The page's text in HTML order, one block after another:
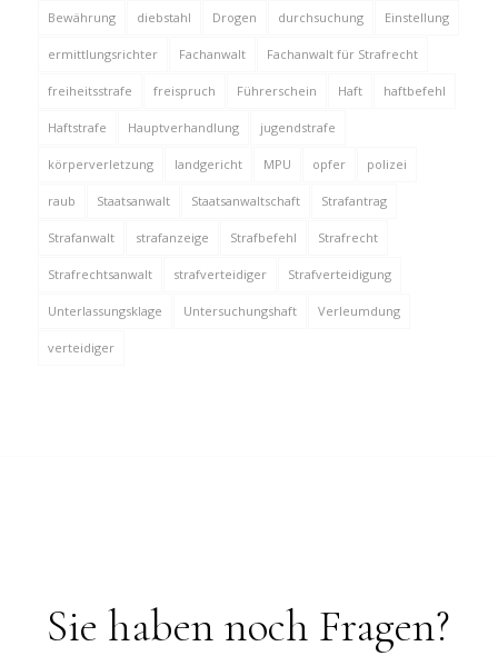
Bewährung diebstahl Drogen durchsuchung Einstellung
ermittlungsrichter Fachanwalt Fachanwalt für Strafrecht
freiheitsstrafe freispruch Führerschein Haft haftbefehl
Haftstrafe Hauptverhandlung jugendstrafe
körperverletzung landgericht MPU opfer polizei
raub Staatsanwalt Staatsanwaltschaft Strafantrag
Strafanwalt strafanzeige Strafbefehl Strafrecht
Strafrechtsanwalt strafverteidiger Strafverteidigung
Unterlassungsklage Untersuchungshaft Verleumdung
verteidiger
Sie haben noch Fragen?